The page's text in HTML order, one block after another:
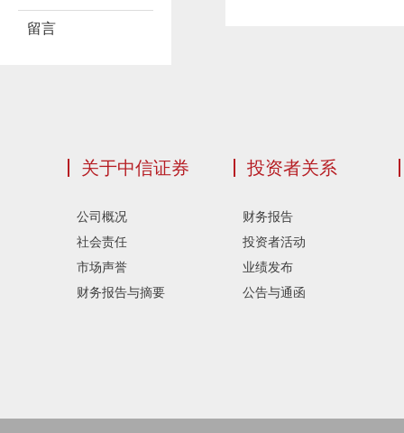
留言
关于中信证券
公司概况
社会责任
市场声誉
财务报告与摘要
投资者关系
财务报告
投资者活动
业绩发布
公告与通函